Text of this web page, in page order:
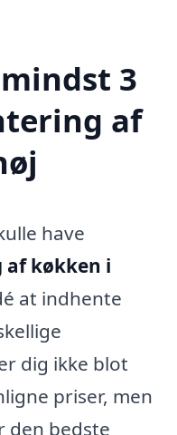
3
af
have
køkken i
at indhente
dig ikke blot
priser, men
den bedste